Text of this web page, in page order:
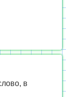
в